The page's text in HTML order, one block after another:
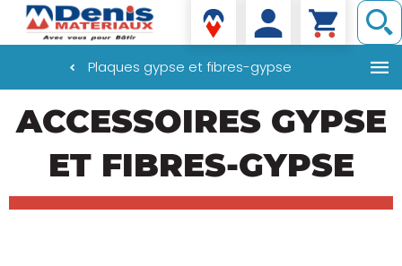
contenu
Denis matériaux
Plaques gypse et fibres-gypse
ACCESSOIRES GYPSE
ET FIBRES-GYPSE